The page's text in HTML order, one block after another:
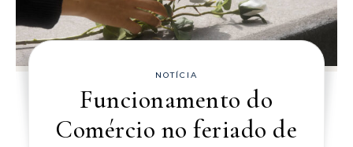
NOTÍCIA
Funcionamento do
Comércio no feriado de